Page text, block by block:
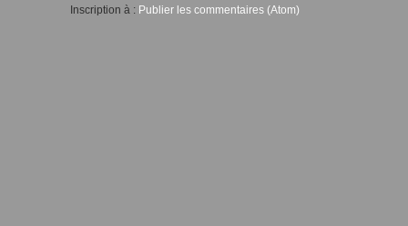
Inscription à : Publier les commentaires (Atom)